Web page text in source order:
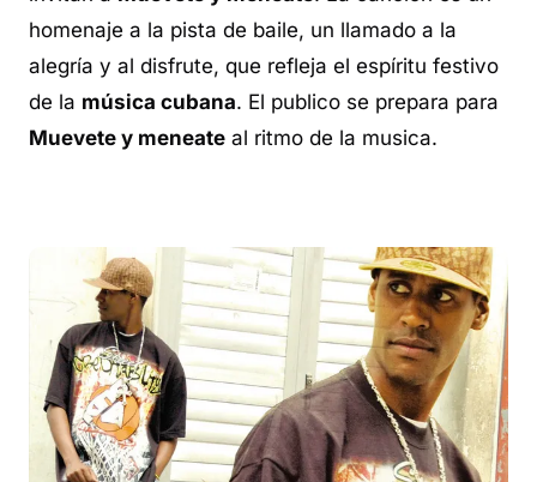
homenaje a la pista de baile, un llamado a la
alegría y al disfrute, que refleja el espíritu festivo
de la música cubana. El publico se prepara para
Muevete y meneate al ritmo de la musica.